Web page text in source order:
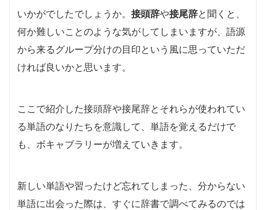
いかがでしたでしょうか。 接頭辞や接尾辞と聞くと、
何か難しいことのような気がしてしまいますが、語源
から来るグループ分けの目印という風に思っていただ
ければ良いかと思います。
ここで紹介した接頭辞や接尾辞とそれらが使われてい
る単語のなりたちを意識して、単語を覚えるだけで
も、ボキャブラリーが増えていきます。
新しい単語や習ったけど忘れてしまった、分からない
単語に出会った際は、すぐに辞書で調べてみるのでは